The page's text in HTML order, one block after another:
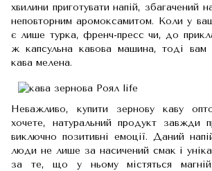
хвилини приготувати напій, збагачений
неповторним аромоксамитом. Коли у
є лише турка, френч-пресс чи, до
ж капсульна кавова машина, тоді вам
кава мелена.
Неважливо, купити зернову каву
хочете, натуральний продукт завжди
виключно позитивні емоції. Даний
люди не лише за насичений смак і
за те, що у ньому містяться